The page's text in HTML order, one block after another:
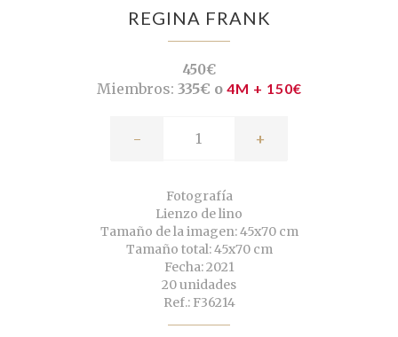
REGINA FRANK
450€
Miembros: 335€ o 4M + 150€
- +
Fotografía
Lienzo de lino
Tamaño de la imagen: 45x70 cm
Tamaño total: 45x70 cm
Fecha: 2021
20 unidades
Ref.: F36214